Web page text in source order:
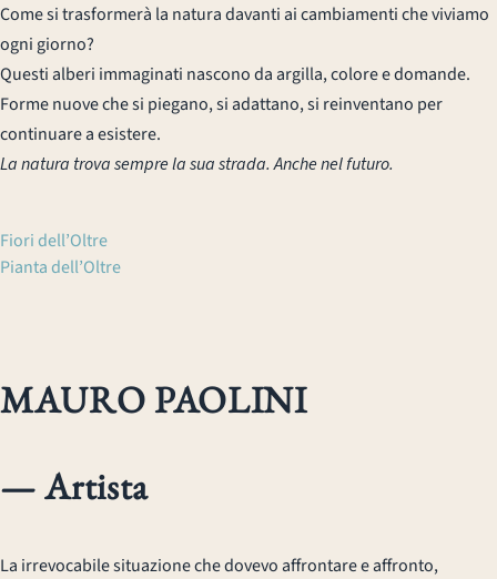
Come si trasformerà la natura davanti ai cambiamenti che viviamo
ogni giorno?
Questi alberi immaginati nascono da argilla, colore e domande.
Forme nuove che si piegano, si adattano, si reinventano per
continuare a esistere.
La natura trova sempre la sua strada. Anche nel futuro.
Fiori dell’Oltre
Pianta dell’Oltre
MAURO PAOLINI
— Artista
La irrevocabile situazione che dovevo affrontare e affronto,